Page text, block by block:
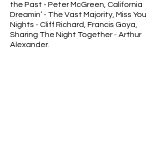
the Past - Peter McGreen, California
Dreamin’ - The Vast Majority, Miss You
Nights - Cliff Richard, Francis Goya,
Sharing The Night Together - Arthur
Alexander.